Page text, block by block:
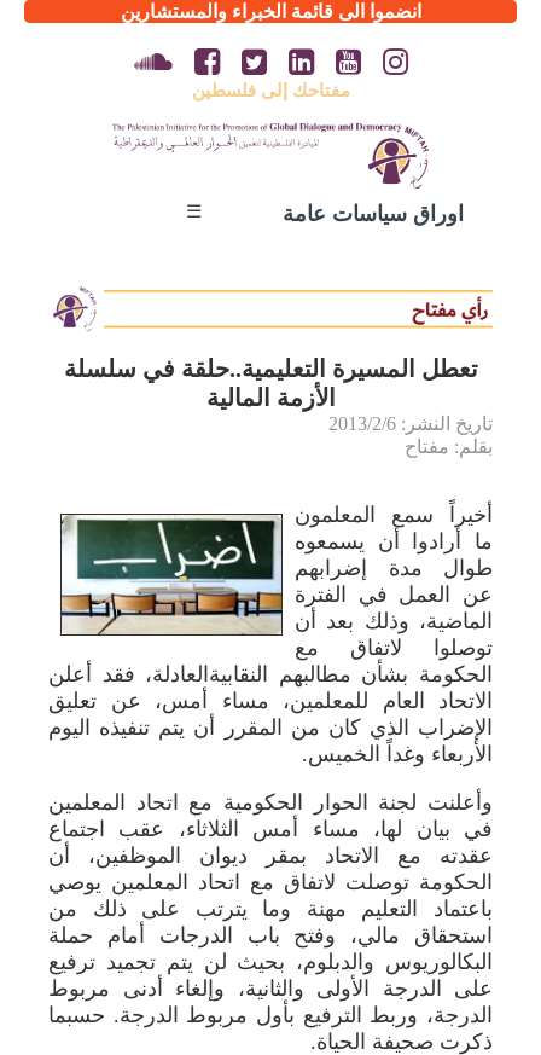
انضموا الى قائمة الخبراء والمستشارين
مفتاحك إلى فلسطين
اوراق سياسات عامة ☰
تعطل المسيرة التعليمية..حلقة في سلسلة
الأزمة المالية
تاريخ النشر: 2013/2/6
بقلم: مفتاح
أخيراً سمع المعلمون
ما أرادوا أن يسمعوه
طوال مدة إضرابهم
عن العمل في الفترة
الماضية، وذلك بعد أن
توصلوا لاتفاق مع
الحكومة بشأن مطالبهم النقابيةالعادلة، فقد أعلن
الاتحاد العام للمعلمين، مساء أمس، عن تعليق
الإضراب الذي كان من المقرر أن يتم تنفيذه اليوم
الأربعاء وغداً الخميس.
وأعلنت لجنة الحوار الحكومية مع اتحاد المعلمين
في بيان لها، مساء أمس الثلاثاء، عقب اجتماع
عقدته مع الاتحاد بمقر ديوان الموظفين، أن
الحكومة توصلت لاتفاق مع اتحاد المعلمين يوصي
باعتماد التعليم مهنة وما يترتب على ذلك من
استحقاق مالي، وفتح باب الدرجات أمام حملة
البكالوريوس والدبلوم، بحيث لن يتم تجميد ترفيع
على الدرجة الأولى والثانية، وإلغاء أدنى مربوط
الدرجة، وربط الترفيع بأول مربوط الدرجة. حسبما
ذكرت صحيفة الحياة.